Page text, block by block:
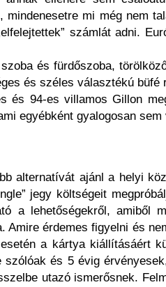
mi még nem
számlát adni.
és fürdőszoba,
és széles választékú büfé
94-es villamos Gillon
egyébként gyalogosan
alternatívát ajánl a helyi
jegy költségeit
a lehetőségekről, amiből
érdemes figyelni és
a kártya kiállításáért
és 5 évig
utazó ismerősnek.